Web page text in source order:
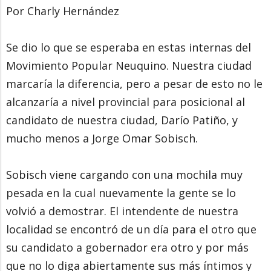
Por Charly Hernández
Se dio lo que se esperaba en estas internas del
Movimiento Popular Neuquino. Nuestra ciudad
marcaría la diferencia, pero a pesar de esto no le
alcanzaría a nivel provincial para posicional al
candidato de nuestra ciudad, Darío Patiño, y
mucho menos a Jorge Omar Sobisch.
Sobisch viene cargando con una mochila muy
pesada en la cual nuevamente la gente se lo
volvió a demostrar. El intendente de nuestra
localidad se encontró de un día para el otro que
su candidato a gobernador era otro y por más
que no lo diga abiertamente sus más íntimos y